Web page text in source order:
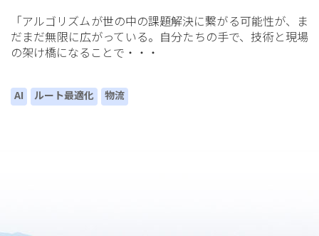
「アルゴリズムが世の中の課題解決に繋がる可能性が、ま
だまだ無限に広がっている。自分たちの手で、技術と現場
の架け橋になることで・・・
AI ルート最適化 物流